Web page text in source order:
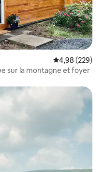
Évaluation
4,98 (229)
sur la montagne et foyer